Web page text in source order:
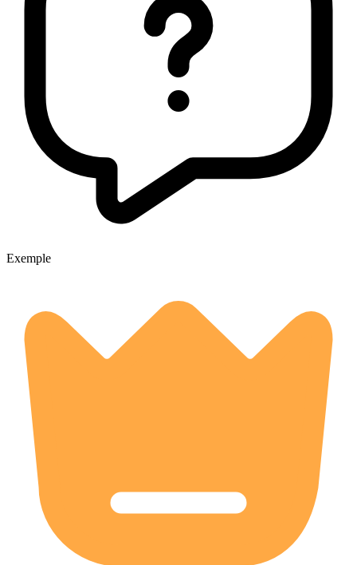
Exemple